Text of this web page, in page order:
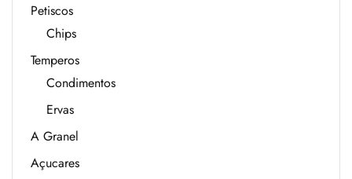
Petiscos
Chips
Temperos
Condimentos
Ervas
A Granel
Açucares